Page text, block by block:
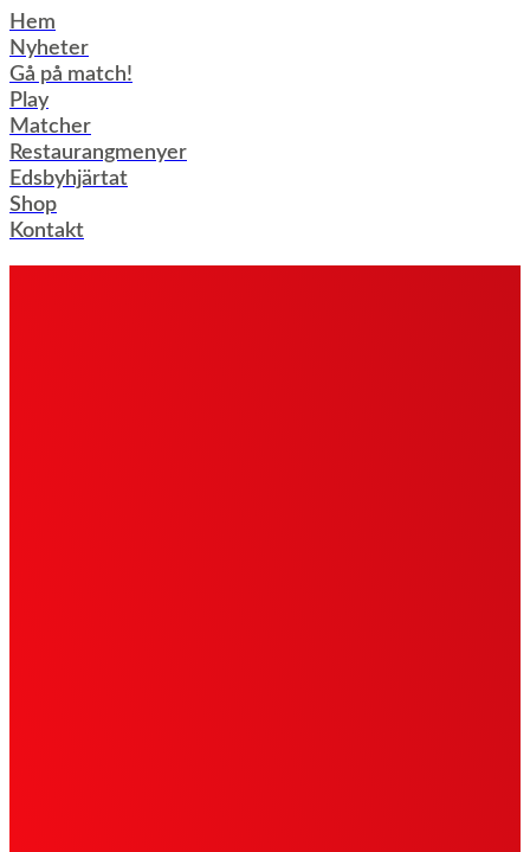
Hoppa
till
innehåll
Hem
Nyheter
Gå på match!
Play
Matcher
Restaurangmenyer
Edsbyhjärtat
Shop
Kontakt